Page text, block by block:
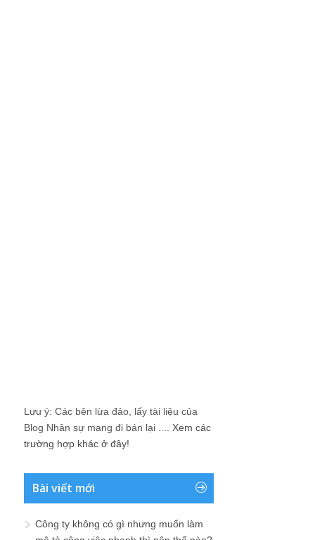
Lưu ý: Các bên lừa đảo, lấy tài liệu của
Blog Nhân sự mang đi bán lại .... Xem các
trường hợp khác ở đây!
Bài viết mới
Công ty không có gì nhưng muốn làm